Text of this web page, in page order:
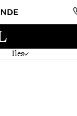
Iles